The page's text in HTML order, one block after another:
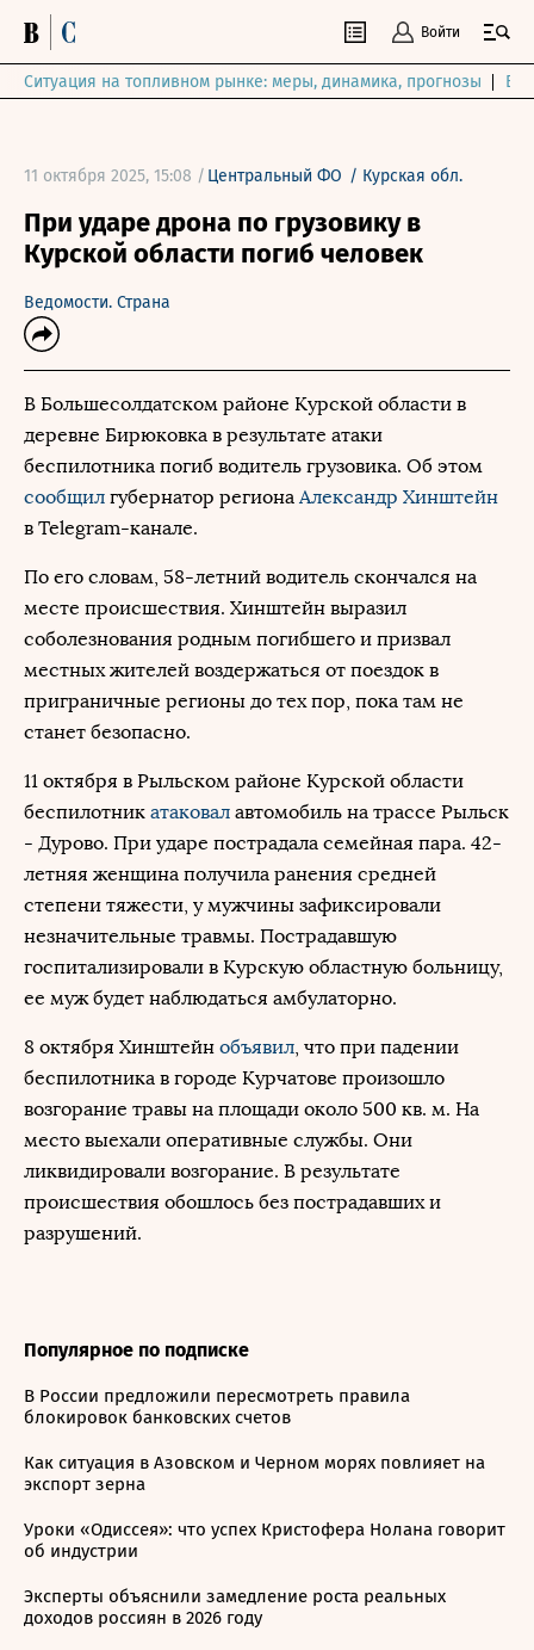
Войти
Ситуация на топливном рынке: меры, динамика, прогнозы
11 октября 2025, 15:08 / Центральный ФО / Курская обл.
При ударе дрона по грузовику в
Курской области погиб человек
Ведомости. Страна
В Большесолдатском районе Курской области в
деревне Бирюковка в результате атаки
беспилотника погиб водитель грузовика. Об этом
сообщил губернатор региона Александр Хинштейн
в Telegram-канале.
По его словам, 58-летний водитель скончался на
месте происшествия. Хинштейн выразил
соболезнования родным погибшего и призвал
местных жителей воздержаться от поездок в
приграничные регионы до тех пор, пока там не
станет безопасно.
11 октября в Рыльском районе Курской области
беспилотник атаковал автомобиль на трассе Рыльск
- Дурово. При ударе пострадала семейная пара. 42-
летняя женщина получила ранения средней
степени тяжести, у мужчины зафиксировали
незначительные травмы. Пострадавшую
госпитализировали в Курскую областную больницу,
ее муж будет наблюдаться амбулаторно.
8 октября Хинштейн объявил, что при падении
беспилотника в городе Курчатове произошло
возгорание травы на площади около 500 кв. м. На
место выехали оперативные службы. Они
ликвидировали возгорание. В результате
происшествия обошлось без пострадавших и
разрушений.
Популярное по подписке
В России предложили пересмотреть правила
блокировок банковских счетов
Как ситуация в Азовском и Черном морях повлияет на
экспорт зерна
Уроки «Одиссея»: что успех Кристофера Нолана говорит
об индустрии
Эксперты объяснили замедление роста реальных
доходов россиян в 2026 году